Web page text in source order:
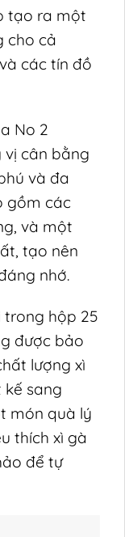
tạo ra một
cho cả
các tín đồ
No 2
vị cân bằng
và đa
gồm các
và một
tạo nên
nhớ.
hộp 25
được bảo
lượng xì
sang
món quà lý
thích xì gà
để tự